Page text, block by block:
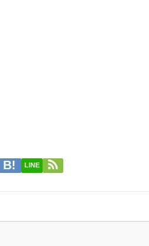
LINE